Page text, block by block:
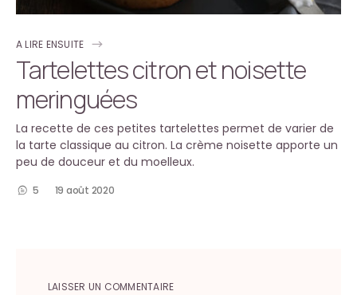
A LIRE ENSUITE
Tartelettes citron et noisette
meringuées
La recette de ces petites tartelettes permet de varier de
la tarte classique au citron. La crème noisette apporte un
peu de douceur et du moelleux.
5 19 août 2020
LAISSER UN COMMENTAIRE